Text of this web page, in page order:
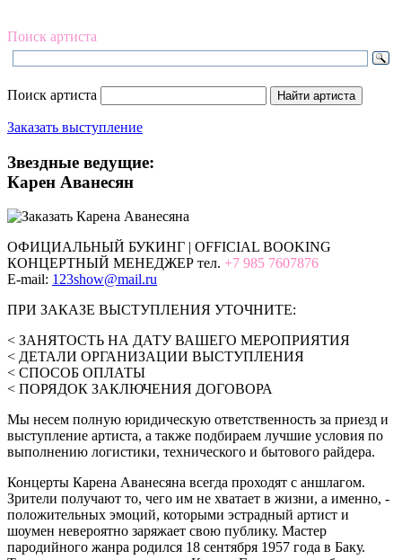
Поиск артиста
Поиск артиста
Заказать выступление
Звездные ведущие:
Карен Аванесян
ОФИЦИАЛЬНЫЙ БУКИНГ | OFFICIAL BOOKING
КОНЦЕРТНЫЙ МЕНЕДЖЕР тел. +7 985 7607876
E-mail: 123show@mail.ru
ПРИ ЗАКАЗЕ ВЫСТУПЛЕНИЯ УТОЧНИТЕ:
< ЗАНЯТОСТЬ НА ДАТУ ВАШЕГО МЕРОПРИЯТИЯ
< ДЕТАЛИ ОРГАНИЗАЦИИ ВЫСТУПЛЕНИЯ
< СПОСОБ ОПЛАТЫ
< ПОРЯДОК ЗАКЛЮЧЕНИЯ ДОГОВОРА
Мы несем полную юридическую ответственность за приезд и
выступление артиста, а также подбираем лучшие условия по
выполнению логистики, технического и бытового райдера.
Концерты Карена Аванесяна всегда проходят с аншлагом.
Зрители получают то, чего им не хватает в жизни, а именно, -
положительных эмоций, которыми эстрадный артист и
шоумен невероятно заряжает свою публику. Мастер
пародийного жанра родился 18 сентября 1957 года в Баку.